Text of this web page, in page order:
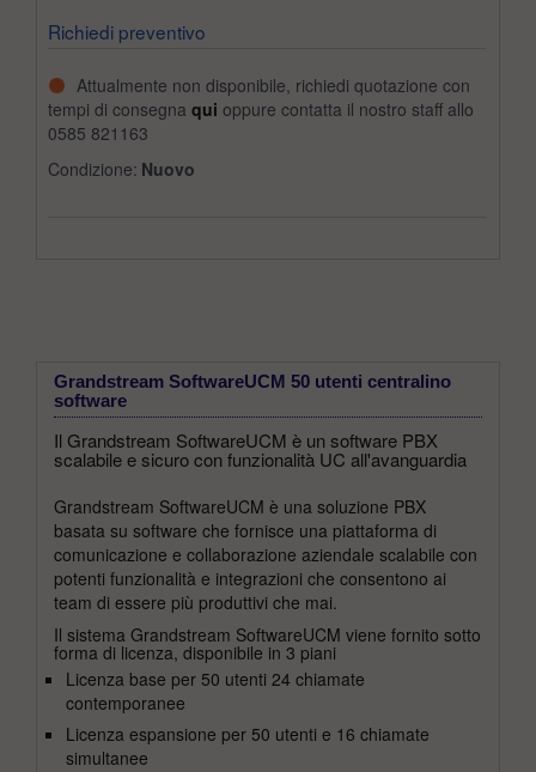
Richiedi preventivo
Attualmente non disponibile, richiedi quotazione con
tempi di consegnaquioppure contatta il nostro staff allo
0585 821163
Condizione: Nuovo
Grandstream SoftwareUCM 50 utenti centralino
software
Il Grandstream SoftwareUCM è un software PBX
scalabile e sicuro con funzionalità UC all'avanguardia
Grandstream SoftwareUCM è una soluzione PBX
basata su software che fornisce una piattaforma di
comunicazione e collaborazione aziendale scalabile con
potenti funzionalità e integrazioni che consentono ai
team di essere più produttivi che mai.
Il sistema Grandstream SoftwareUCM viene fornito sotto
forma di licenza, disponibile in 3 piani
Licenza base per 50 utenti 24 chiamate
contemporanee
Licenza espansione per 50 utenti e 16 chiamate
simultanee